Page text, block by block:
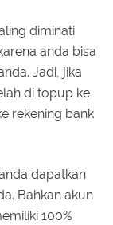
diminati
anda bisa
Jadi, jika
di topup ke
rekening bank
dapatkan
Bahkan akun
100%